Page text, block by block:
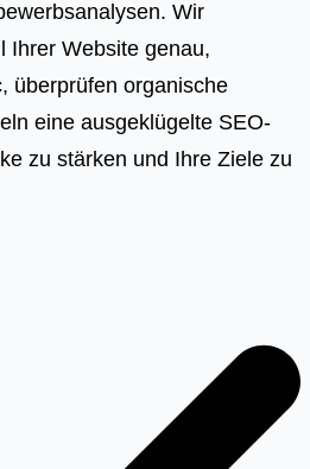
Wir
Ihrer Website genau,
überprüfen organische
eine ausgeklügelte SEO-
zu stärken und Ihre Ziele zu